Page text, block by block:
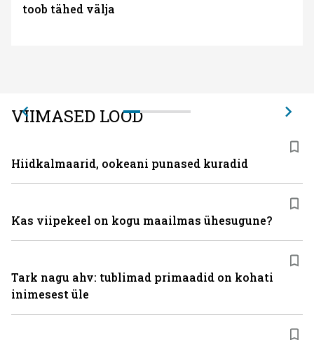
toob tähed välja
VIIMASED LOOD
Hiidkalmaarid, ookeani punased kuradid
Kas viipekeel on kogu maailmas ühesugune?
Tark nagu ahv: tublimad primaadid on kohati
inimesest üle